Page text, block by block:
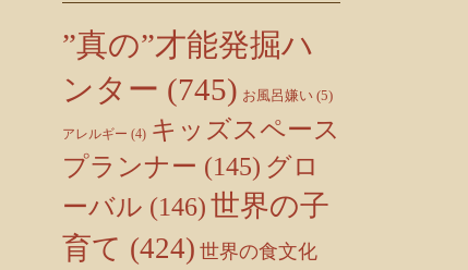
”真の”才能発掘ハ
ンター (745) お風呂嫌い (5)
アレルギー (4) キッズスペース
プランナー (145) グロ
ーバル (146)世界の子
育て (424) 世界の食文化